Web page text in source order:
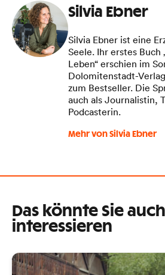
Silvia Ebner
Silvia Ebner ist eine
Seele. Ihr erstes Buch
Leben“ erschien im
Dolomitenstadt-
zum Bestseller. Die
auch als Journalistin,
Podcasterin.
Mehr von Silvia Ebner
Das könnte Sie auch
interessieren